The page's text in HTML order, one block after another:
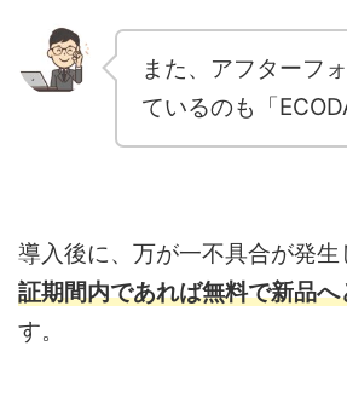
また、アフターフ
ているのも「
導入後に、万が一不具合が発生
証期間内であれば無料で新品
す。